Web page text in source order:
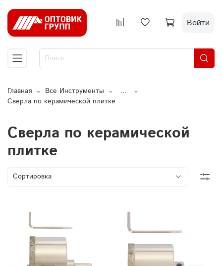
Войти
Главная Все Инструменты
...
Сверла по керамической плитке
Сверла по керамической
плитке